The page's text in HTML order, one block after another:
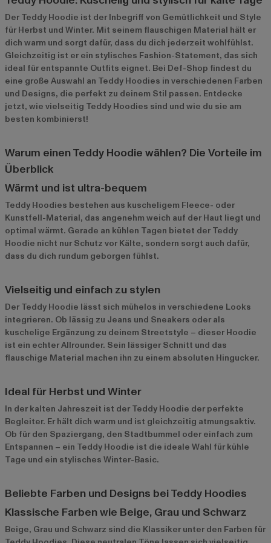
Der Teddy Hoodie ist der Inbegriff von Gemütlichkeit und Style
für Herbst und Winter. Mit seinem flauschigen Material hält er
dich warm und sorgt dafür, dass du dich jederzeit wohlfühlst.
Gleichzeitig ist er ein stylisches Fashion-Statement, das sich
ideal für entspannte Outfits eignet. Bei Def-Shop findest du
eine große Auswahl an Teddy Hoodies in verschiedenen Farben
und Designs, die perfekt zu deinem Stil passen. Entdecke
jetzt, wie vielseitig Teddy Hoodies sind und wie du sie am
besten kombinierst!
Warum einen Teddy Hoodie wählen? Die Vorteile im
Überblick
Wärmt und ist ultra-bequem
Teddy Hoodies bestehen aus kuscheligem Fleece- oder
Kunstfell-Material, das angenehm weich auf der Haut liegt und
optimal wärmt. Gerade an kühlen Tagen bietet der Teddy
Hoodie nicht nur Schutz vor Kälte, sondern sorgt auch dafür,
dass du dich rundum geborgen fühlst.
Vielseitig und einfach zu stylen
Der Teddy Hoodie lässt sich mühelos in verschiedene Looks
integrieren. Ob lässig zu Jeans und Sneakers oder als
kuschelige Ergänzung zu deinem Streetstyle – dieser Hoodie
ist ein echter Allrounder. Sein lässiger Schnitt und das
flauschige Material machen ihn zu einem absoluten Hingucker.
Ideal für Herbst und Winter
In der kalten Jahreszeit ist der Teddy Hoodie der perfekte
Begleiter. Er hält dich warm und ist gleichzeitig atmungsaktiv.
Ob für den Spaziergang, den Stadtbummel oder einfach zum
Entspannen – ein Teddy Hoodie ist die ideale Wahl für kühle
Tage und ein stylisches Winter-Basic.
Beliebte Farben und Designs bei Teddy Hoodies
Klassische Farben wie Beige, Grau und Schwarz
Beige, Grau und Schwarz sind die Klassiker unter den Farben für